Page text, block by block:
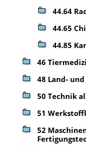
44.64
44.65
44.85
46
48 Land-
50 Technik
51
52